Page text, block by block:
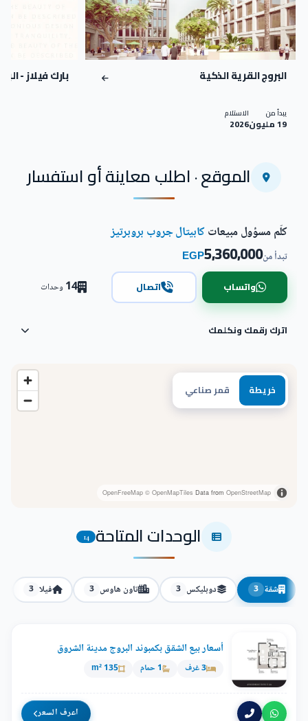
البروج القرية الذكية
يبدأ من
19 مليون
الاستلام
2026
بارك فيلاز -
الموقع · اطلب معاينة أو استفسار
خريطة قمر صناعي
OpenFreeMap © OpenMapTiles Data from OpenStreetMap
كلّم مسؤول مبيعاتكابيتال جروب بروبرتيز
تبدأ من5,360,000
EGP
واتساب اتصال 14وحدات
اترك رقمك ونكلمك
الوحدات المتاحة 14
شقة 3 دوبليكس 3 تاون هاوس 3 فيلا 3
أسعار بيع الشقق بكمبوند البروج مدينة الشروق
3 غرف 1 حمام 135 m²
اعرف السعر